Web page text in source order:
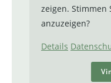
zeigen. Stimmen
anzuzeigen?
Details